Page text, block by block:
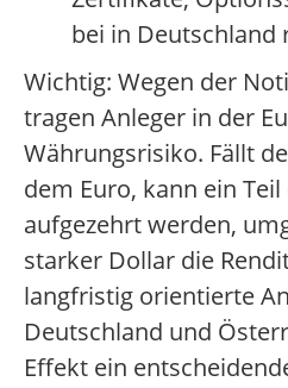
bei in Deutschland
Wichtig: Wegen der
tragen Anleger in der
Währungsrisiko. Fällt
dem Euro, kann ein
aufgezehrt werden,
starker Dollar die
langfristig orientierte
Deutschland und
Effekt ein